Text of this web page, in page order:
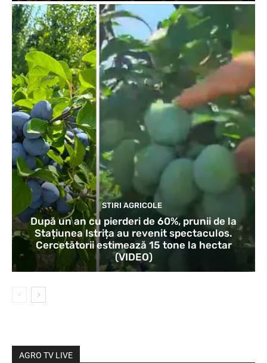
STIRI AGRICOLE
După un an cu pierderi de 60%, prunii de la
Stațiunea Istrița au revenit spectaculos.
Cercetătorii estimează 15 tone la hectar
(VIDEO)
AGRO TV LIVE